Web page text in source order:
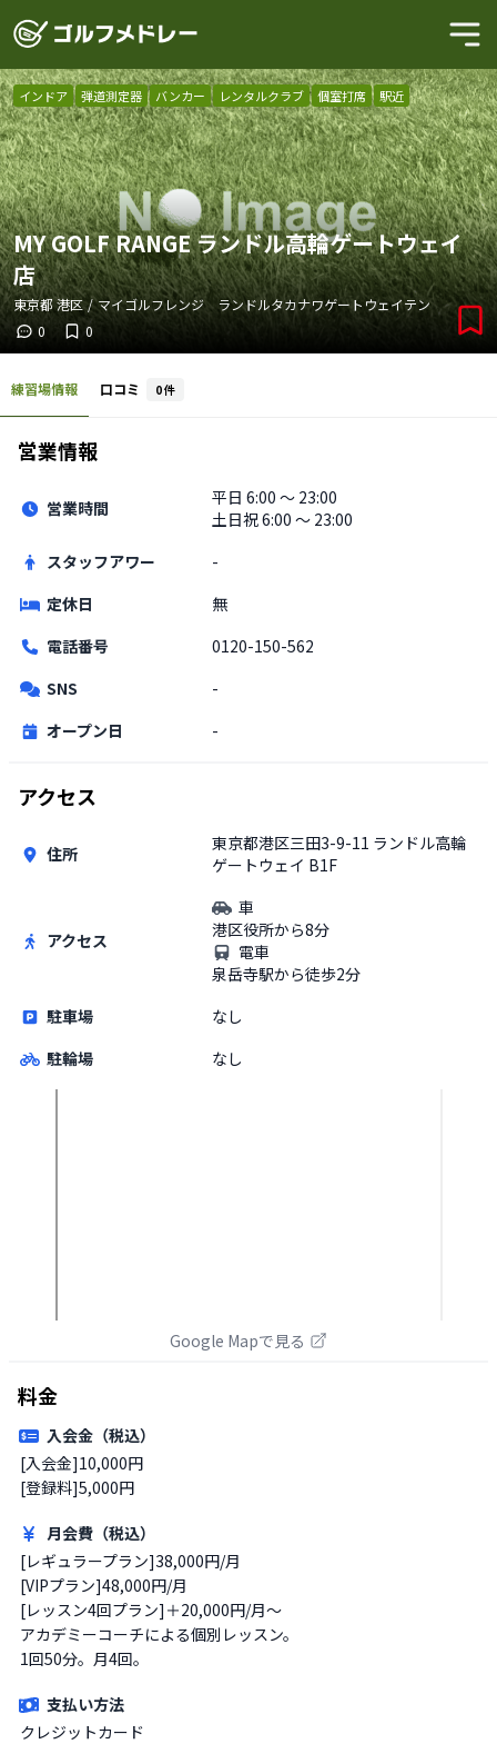
インドア 弾道測定器 バンカー レンタルクラブ 個室打席 駅近
MY GOLF RANGE ランドル高輪ゲートウェイ
店
東京都港区 / マイゴルフレンジ ランドルタカナワゲートウェイテン
0
0
練習場情報 口コミ 0件
営業情報
営業時間 平日 6:00 〜 23:00
土日祝6:00 〜 23:00
スタッフアワー
-
定休日
無
電話番号
0120-150-562
SNS
-
オープン日
-
アクセス
住所
東京都港区三田3-9-11 ランドル高輪
ゲートウェイ B1F
アクセス
車
港区役所から8分
電車
泉岳寺駅から徒歩2分
駐車場
なし
駐輪場
なし
Google Mapで見る
料金
入会金（税込）
[入会金]10,000円
[登録料]5,000円
月会費（税込）
[レギュラープラン]38,000円/月
[VIPプラン]48,000円/月
[レッスン4回プラン]＋20,000円/月～
アカデミーコーチによる個別レッスン。
1回50分。月4回。
支払い方法
クレジットカード